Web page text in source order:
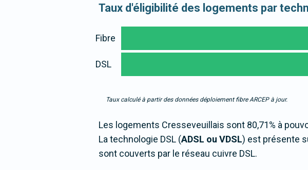
Taux d'éligibilité des logements par
Fibre
DSL
Taux calculé à partir des données déploiement fibre ARCEP à jour.
Les logements Cresseveuillais sont 80,71% à
La technologie DSL (ADSL ou VDSL) est présente
sont couverts par le réseau cuivre DSL.